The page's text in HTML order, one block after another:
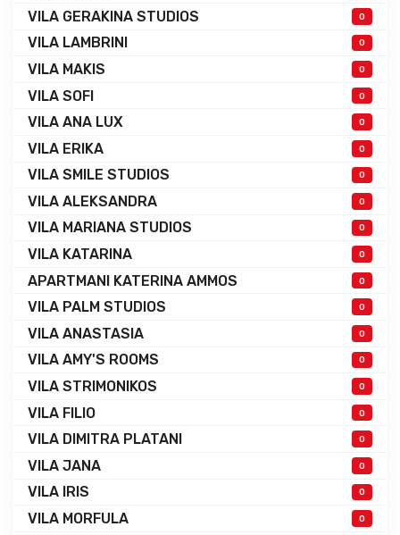
VILA GERAKINA STUDIOS 0
VILA LAMBRINI 0
VILA MAKIS 0
VILA SOFI 0
VILA ANA LUX 0
VILA ERIKA 0
VILA SMILE STUDIOS 0
VILA ALEKSANDRA 0
VILA MARIANA STUDIOS 0
VILA KATARINA 0
APARTMANI KATERINA AMMOS 0
VILA PALM STUDIOS 0
VILA ANASTASIA 0
VILA AMY'S ROOMS 0
VILA STRIMONIKOS 0
VILA FILIO 0
VILA DIMITRA PLATANI 0
VILA JANA 0
VILA IRIS 0
VILA MORFULA 0